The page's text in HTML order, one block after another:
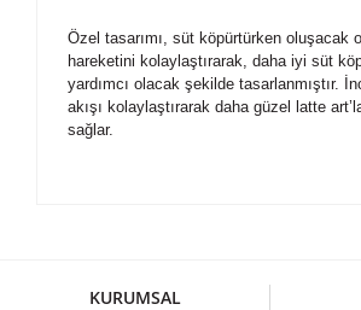
Özel tasarımı, süt köpürtürken oluşacak
hareketini kolaylaştırarak, daha iyi süt
yardımcı olacak şekilde tasarlanmıştır.
akışı kolaylaştırarak daha güzel latte
sağlar.
KURUMSAL